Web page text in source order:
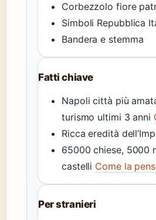
Corbezzolo fiore
Simboli Repubblica
Bandera e stemma
Fatti chiave
Napoli città più
turismo ultimi 3 anni
Ricca eredità
65000 chiese, 5000
castelli Come la
Per stranieri